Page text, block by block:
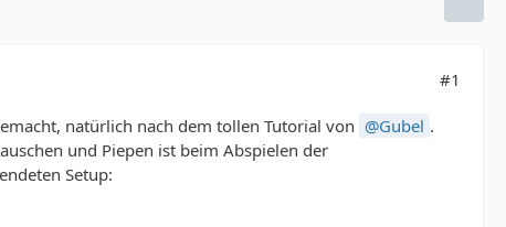
#1
natürlich nach dem tollen Tutorial von Gubel .
und Piepen ist beim Abspielen der
Setup: